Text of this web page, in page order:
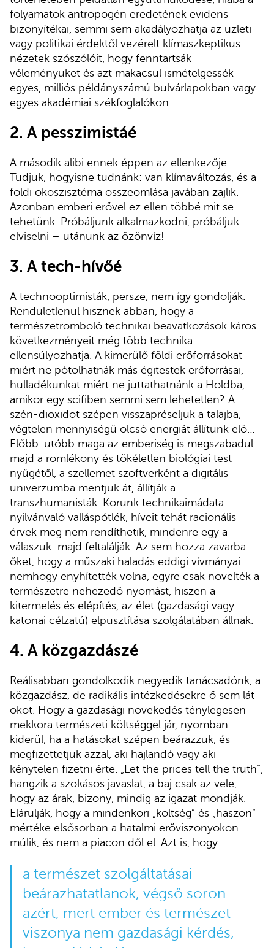
folyamatok antropogén eredetének evidens
bizonyítékai, semmi sem akadályozhatja az üzleti
vagy politikai érdektől vezérelt klímaszkeptikus
nézetek szószólóit, hogy fenntartsák
véleményüket és azt makacsul ismételgessék
egyes, milliós példányszámú bulvárlapokban vagy
egyes akadémiai székfoglalókon.
2. A pesszimistáé
A második alibi ennek éppen az ellenkezője.
Tudjuk, hogyisne tudnánk: van klímaváltozás, és a
földi ökoszisztéma összeomlása javában zajlik.
Azonban emberi erővel ez ellen többé mit se
tehetünk. Próbáljunk alkalmazkodni, próbáljuk
elviselni – utánunk az özönvíz!
3. A tech-hívőé
A technooptimisták, persze, nem így gondolják.
Rendületlenül hisznek abban, hogy a
természetromboló technikai beavatkozások káros
következményeit még több technika
ellensúlyozhatja. A kimerülő földi erőforrásokat
miért ne pótolhatnák más égitestek erőforrásai,
hulladékunkat miért ne juttathatnánk a Holdba,
amikor egy scifiben semmi sem lehetetlen? A
szén-dioxidot szépen visszapréseljük a talajba,
végtelen mennyiségű olcsó energiát állítunk elő…
Előbb-utóbb maga az emberiség is megszabadul
majd a romlékony és tökéletlen biológiai test
nyűgétől, a szellemet szoftverként a digitális
univerzumba mentjük át, állítják a
transzhumanisták. Korunk technikaimádata
nyilvánvaló valláspótlék, híveit tehát racionális
érvek meg nem rendíthetik, mindenre egy a
válaszuk: majd feltalálják. Az sem hozza zavarba
őket, hogy a műszaki haladás eddigi vívmányai
nemhogy enyhítették volna, egyre csak növelték a
természetre nehezedő nyomást, hiszen a
kitermelés és elépítés, az élet (gazdasági vagy
katonai célzatú) elpusztítása szolgálatában állnak.
4. A közgazdászé
Reálisabban gondolkodik negyedik tanácsadónk, a
közgazdász, de radikális intézkedésekre ő sem lát
okot. Hogy a gazdasági növekedés ténylegesen
mekkora természeti költséggel jár, nyomban
kiderül, ha a hatásokat szépen beárazzuk, és
megfizettetjük azzal, aki hajlandó vagy aki
kénytelen fizetni érte. „Let the prices tell the truth”,
hangzik a szokásos javaslat, a baj csak az vele,
hogy az árak, bizony, mindig az igazat mondják.
Elárulják, hogy a mindenkori „költség” és „haszon”
mértéke elsősorban a hatalmi erőviszonyokon
múlik, és nem a piacon dől el. Azt is, hogy
a természet szolgáltatásai
beárazhatatlanok, végső soron
azért, mert ember és természet
viszonya nem gazdasági kérdés,